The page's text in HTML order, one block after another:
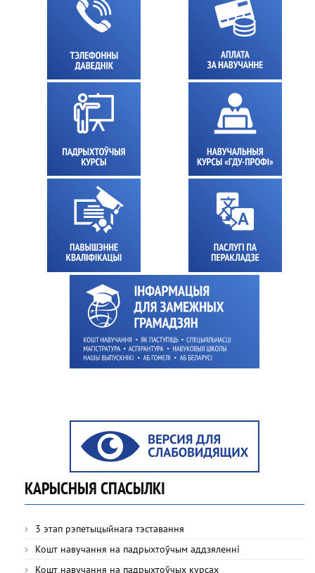
КАРЫСНЫЯ СПАСЫЛКІ
3 этап рэпетыцыйнага тэставання
Кошт навучання на падрыхтоўчым аддзяленні
Кошт навучання на падрыхтоўчых курсах